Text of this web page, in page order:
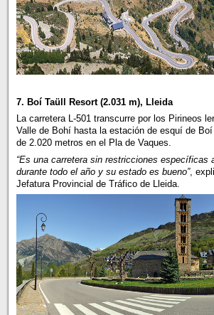
7. Boí Taüll Resort (2.031 m), Lleida
La carretera L-501 transcurre por los Pirineos
Valle de Bohí hasta la estación de esquí de
de 2.020 metros en el Pla de Vaques.
“Es una carretera sin restricciones específicas
durante todo el año y su estado es bueno”,
Jefatura Provincial de Tráfico de Lleida.